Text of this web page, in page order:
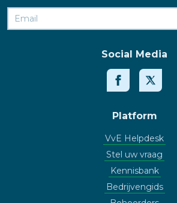
Social Media
Platform
VvE Helpdesk
Stel uw vraag
Kennisbank
Bedrijvengids